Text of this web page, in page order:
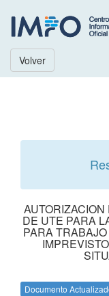
Volver
DE UTE PARA
PARA
Documento